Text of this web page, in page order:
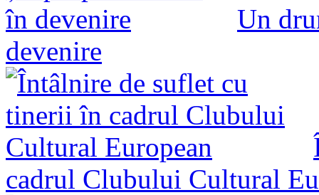
Un
devenire
cadrul Clubului Cultural